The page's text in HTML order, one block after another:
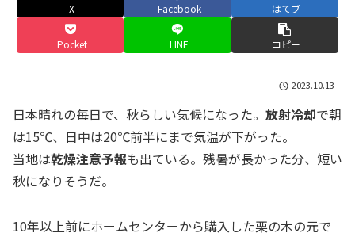
X Facebook はてブ
Pocket LINE コピー
2023.10.13
日本晴れの毎日で、秋らしい気候になった。 放射冷却で朝
は15℃、日中は20℃前半にまで気温が下がった。
当地は乾燥注意予報も出ている。残暑が長かった分、短い
秋になりそうだ。
10年以上前にホームセンターから購入した栗の木の元で